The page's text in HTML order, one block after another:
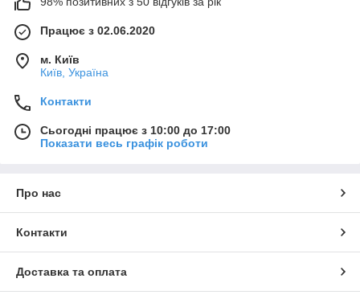
Працює з 02.06.2020
м. Київ
Київ, Україна
Контакти
Сьогодні працює з 10:00 до 17:00
Показати весь графік роботи
Про нас
Контакти
Доставка та оплата